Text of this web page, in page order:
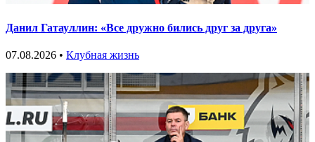
Данил Гатауллин: «Все дружно бились друг за друга»
07.08.2026 • Клубная жизнь